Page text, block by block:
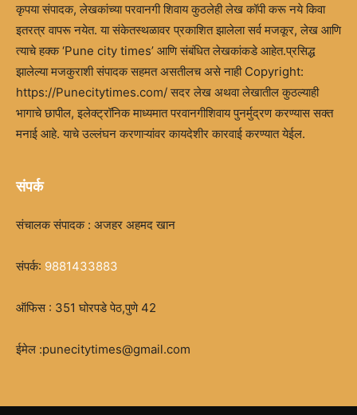
कृपया संपादक, लेखकांच्या परवानगी शिवाय कुठलेही लेख कॉपी करू नये किवा
इतरत्र वापरू नयेत. या संकेतस्थळावर प्रकाशित झालेला सर्व मजकूर, लेख आणि
त्याचे हक्क ‘Pune city times’ आणि संबंधित लेखकांकडे आहेत.प्रसिद्ध
झालेल्या मजकुराशी संपादक सहमत असतीलच असे नाही Copyright:
https://Punecitytimes.com/ सदर लेख अथवा लेखातील कुठल्याही
भागाचे छापील, इलेक्ट्रॉनिक माध्यमात परवानगीशिवाय पुनर्मुद्रण करण्यास सक्त
मनाई आहे. याचे उल्लंघन करणाऱ्यांवर कायदेशीर कारवाई करण्यात येईल.
संपर्क
संचालक संपादक : अजहर अहमद खान
संपर्क: 9881433883
ऑफिस : 351 घोरपडे पेठ,पुणे 42
ईमेल :punecitytimes@gmail.com